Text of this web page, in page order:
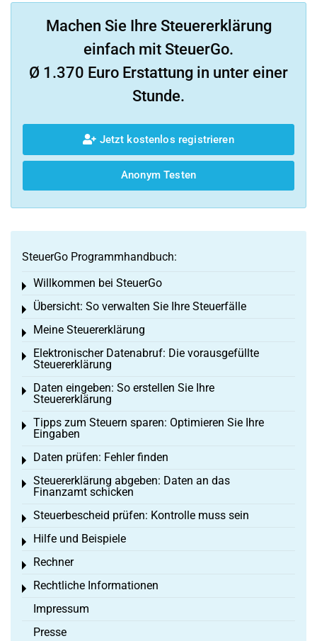
Machen Sie Ihre Steuererklärung
einfach mit SteuerGo.
Ø 1.370 Euro Erstattung in unter einer
Stunde.
Jetzt kostenlos registrieren
Anonym Testen
SteuerGo Programmhandbuch:
Willkommen bei SteuerGo
Toggle menu
Übersicht: So verwalten Sie Ihre Steuerfälle
Toggle menu
Meine Steuererklärung
Toggle menu
Elektronischer Datenabruf: Die vorausgefüllte
Steuererklärung
Toggle menu
Daten eingeben: So erstellen Sie Ihre
Steuererklärung
Toggle menu
Tipps zum Steuern sparen: Optimieren Sie Ihre
Eingaben
Toggle menu
Daten prüfen: Fehler finden
Toggle menu
Steuererklärung abgeben: Daten an das
Finanzamt schicken
Toggle menu
Steuerbescheid prüfen: Kontrolle muss sein
Toggle menu
Hilfe und Beispiele
Toggle menu
Rechner
Toggle menu
Rechtliche Informationen
Toggle menu
Impressum
Presse